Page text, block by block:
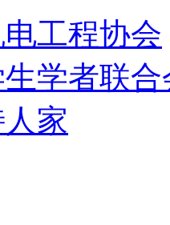
工程协会
学者联合
家